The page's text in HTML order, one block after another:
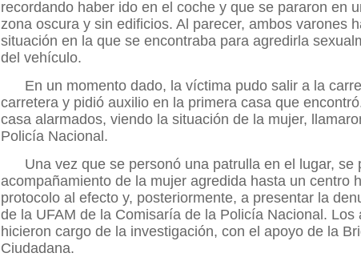
recordando haber ido en el coche y que se pararon en
zona oscura y sin edificios. Al parecer, ambos varones
situación en la que se encontraba para agredirla
del vehículo.
En un momento dado, la víctima pudo salir a la
carretera y pidió auxilio en la primera casa que
casa alarmados, viendo la situación de la mujer,
Policía Nacional.
Una vez que se personó una patrulla en el lugar, se
acompañamiento de la mujer agredida hasta un centro
protocolo al efecto y, posteriormente, a presentar la
de la UFAM de la Comisaría de la Policía Nacional. Los
hicieron cargo de la investigación, con el apoyo de la
Ciudadana.